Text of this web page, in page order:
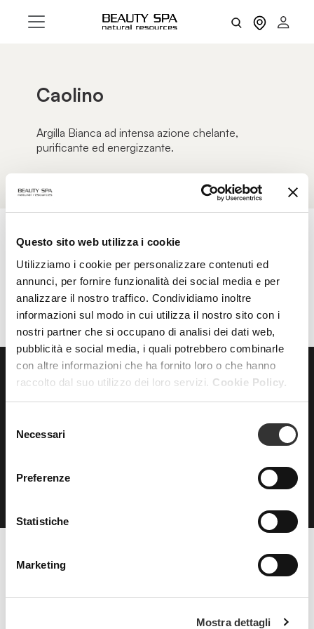
Questo sito web utilizza i cookie
Utilizziamo i cookie per personalizzare contenuti ed
annunci, per fornire funzionalità dei social media e per
analizzare il nostro traffico. Condividiamo inoltre
informazioni sul modo in cui utilizza il nostro sito con i
nostri partner che si occupano di analisi dei dati web,
pubblicità e social media, i quali potrebbero combinarle
con altre informazioni che ha fornito loro o che hanno
raccolto dal suo utilizzo dei loro servizi. Cookie Policy.
delNecessari
Preferenze
Statistiche
Marketing
Mostra dettagli
Caolino
Argilla Bianca ad intensa azione chelante,
purificante ed energizzante.
FILTRI AZZERA FILTRI
ISCRIVITIalla nostra
Beauty Spa è un marchio